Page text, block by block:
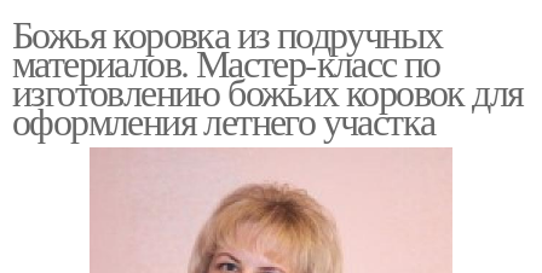
Божья коровка из подручных
материалов. Мастер-класс по
изготовлению божьих коровок для
оформления летнего участка